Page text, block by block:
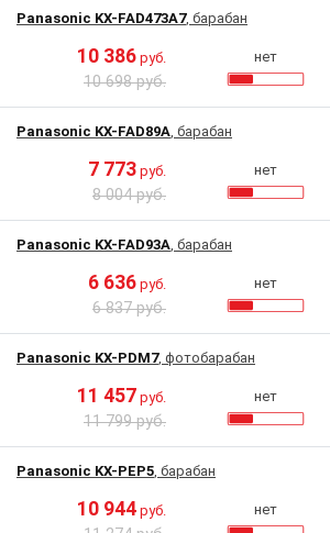
Panasonic KX-FAD473A7, барабан
10 386 руб.
10 698 руб.
нет
Panasonic KX-FAD89A, барабан
7 773 руб.
8 004 руб.
нет
Panasonic KX-FAD93A, барабан
6 636 руб.
6 837 руб.
нет
Panasonic KX-PDM7, фотобарабан
11 457 руб.
11 799 руб.
нет
Panasonic KX-PEP5, барабан
10 944 руб. нет